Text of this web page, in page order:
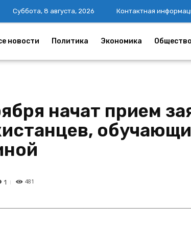
Суббота, 8 августа, 2026 Контактная
новости Политика Экономика Общество
начат прием
1 481